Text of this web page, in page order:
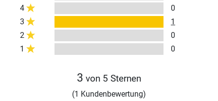
4
0
3
1
2
0
1
0
3 von 5 Sternen
(1 Kundenbewertung)